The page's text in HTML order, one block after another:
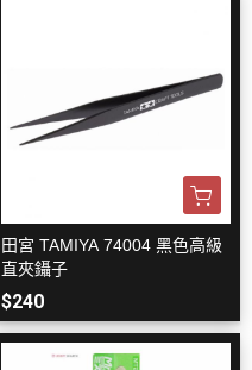
田宮 TAMIYA 74004 黑色高級
直夾鑷子
$240